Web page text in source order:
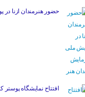
حضور هنرمندان ازنا در
افتتاح نمایشگاه پوستر